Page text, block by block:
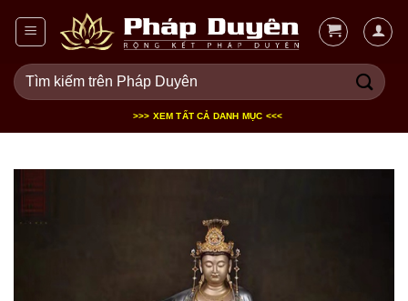
dung
Tìm
kiếm:
>>> XEM TẤT CẢ DANH MỤC <<<